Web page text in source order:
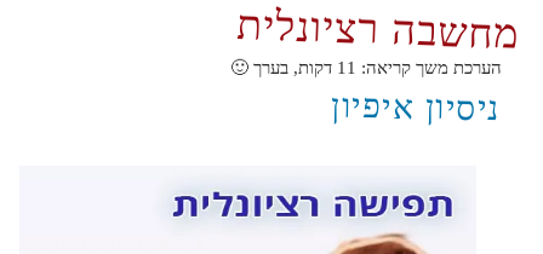
מחשבה רציונלית
הערכת משך קריאה: 11 דקות, בערך 🙂
ניסיון איפיון